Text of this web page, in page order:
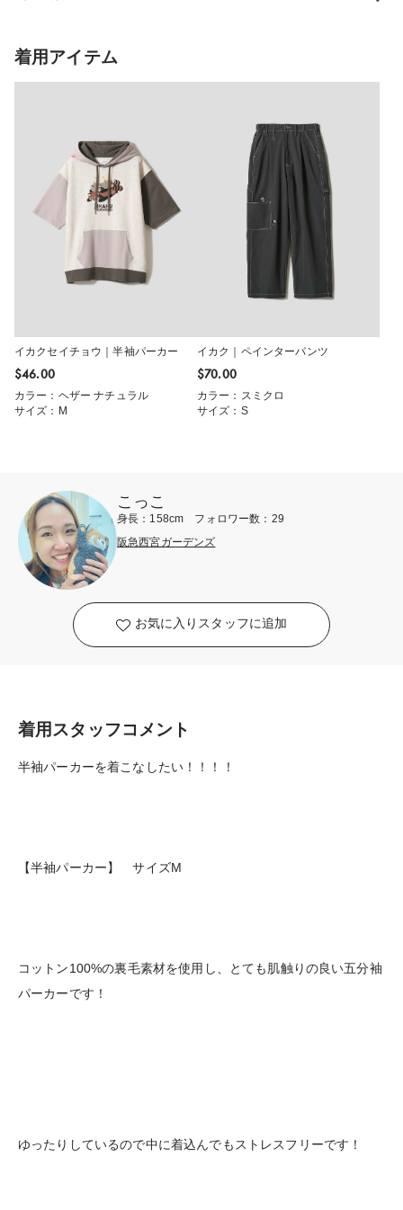
着用アイテム
イカクセイチョウ｜半袖パーカー
$‌46.00
カラー：ヘザー ナチュラル
サイズ：M
イカク｜ペインターパンツ
$‌70.00
カラー：スミクロ
サイズ：S
こっこ
身長：158cm フォロワー数：29
阪急西宮ガーデンズ
お気に入りスタッフに追加
着用スタッフコメント
半袖パーカーを着こなしたい！！！！
【半袖パーカー】 サイズM
コットン100%の裏毛素材を使用し、とても肌触りの良い五分袖
パーカーです！
ゆったりしているので中に着込んでもストレスフリーです！